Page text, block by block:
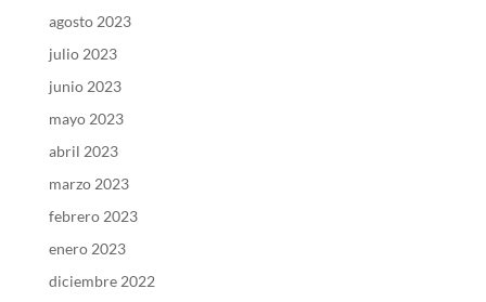
agosto 2023
julio 2023
junio 2023
mayo 2023
abril 2023
marzo 2023
febrero 2023
enero 2023
diciembre 2022